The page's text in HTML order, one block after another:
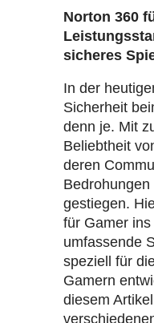
Norton 360
sicheres
In der
Sicherheit
denn je. Mit
Beliebtheit
deren
gestiegen.
für Gamer
umfassende
speziell für
Gamern
diesem